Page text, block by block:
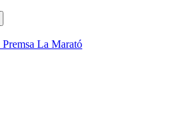
Premsa La Marató